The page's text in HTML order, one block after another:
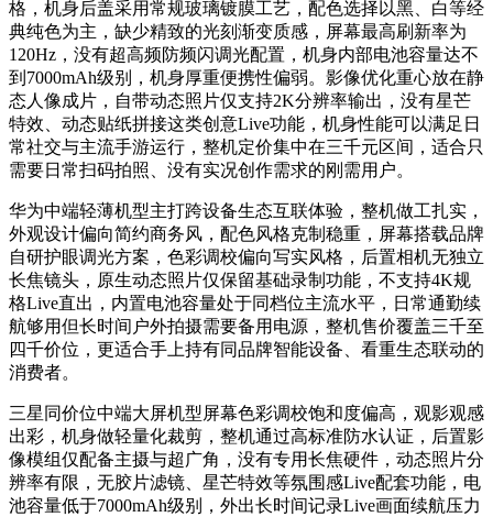
格，机身后盖采用常规玻璃镀膜工艺，配色选择以黑、白等经
典纯色为主，缺少精致的光刻渐变质感，屏幕最高刷新率为
120Hz，没有超高频防频闪调光配置，机身内部电池容量达不
到7000mAh级别，机身厚重便携性偏弱。影像优化重心放在静
态人像成片，自带动态照片仅支持2K分辨率输出，没有星芒
特效、动态贴纸拼接这类创意Live功能，机身性能可以满足日
常社交与主流手游运行，整机定价集中在三千元区间，适合只
需要日常扫码拍照、没有实况创作需求的刚需用户。
华为中端轻薄机型主打跨设备生态互联体验，整机做工扎实，
外观设计偏向简约商务风，配色风格克制稳重，屏幕搭载品牌
自研护眼调光方案，色彩调校偏向写实风格，后置相机无独立
长焦镜头，原生动态照片仅保留基础录制功能，不支持4K规
格Live直出，内置电池容量处于同档位主流水平，日常通勤续
航够用但长时间户外拍摄需要备用电源，整机售价覆盖三千至
四千价位，更适合手上持有同品牌智能设备、看重生态联动的
消费者。
三星同价位中端大屏机型屏幕色彩调校饱和度偏高，观影观感
出彩，机身做轻量化裁剪，整机通过高标准防水认证，后置影
像模组仅配备主摄与超广角，没有专用长焦硬件，动态照片分
辨率有限，无胶片滤镜、星芒特效等氛围感Live配套功能，电
池容量低于7000mAh级别，外出长时间记录Live画面续航压力